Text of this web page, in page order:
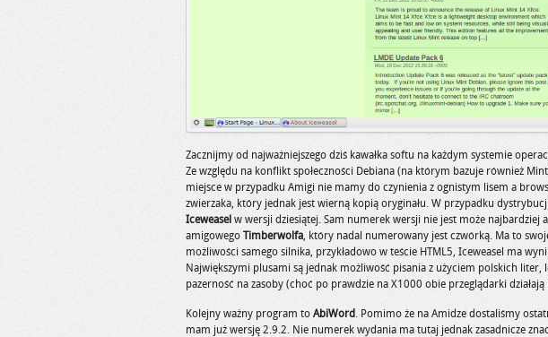
Zacznijmy od najważniejszego dziś kawałka softu na każdym systemie
Ze względu na konflikt społeczności Debiana (na którym bazuje również
miejsce w przypadku Amigi nie mamy do czynienia z ognistym lisem a
zwierzaka, który jednak jest wierną kopią oryginału. W przypadku
Iceweaselw wersji dziesiątej. Sam numerek wersji nie jest może najbardziej
amigowegoTimberwolfa , który nadal numerowany jest czwórką. Ma to
możliwości samego silnika, przykładowo w teście HTML5, Iceweasel ma
Największymi plusami są jednak możliwość pisania z użyciem polskich liter,
pazerność na zasoby (choć po prawdzie na X1000 obie przeglądarki działają
Kolejny ważny program toAbiWord . Pomimo że na Amidze dostaliśmy
mam już wersję 2.9.2. Nie numerek wydania ma tutaj jednak zasadnicze